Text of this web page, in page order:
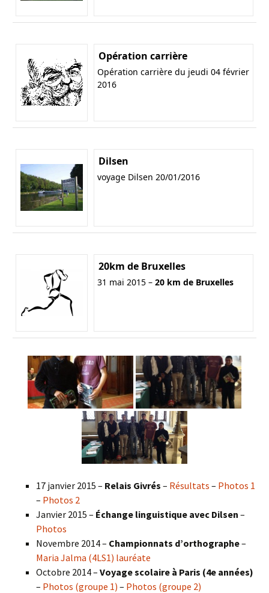
Opération carrière
Opération carrière du jeudi 04 février
2016
Dilsen
voyage Dilsen 20/01/2016
20km de Bruxelles
31 mai 2015 – 20 km de Bruxelles
17 janvier 2015 – Relais Givrés – Résultats – Photos 1
– Photos 2
Janvier 2015 – Échange linguistique avec Dilsen –
Photos
Novembre 2014 – Championnats d’orthographe–
Maria Jalma (4LS1) lauréate
Octobre 2014 – Voyage scolaire à Paris (4e années)
– Photos (groupe 1) – Photos (groupe 2)